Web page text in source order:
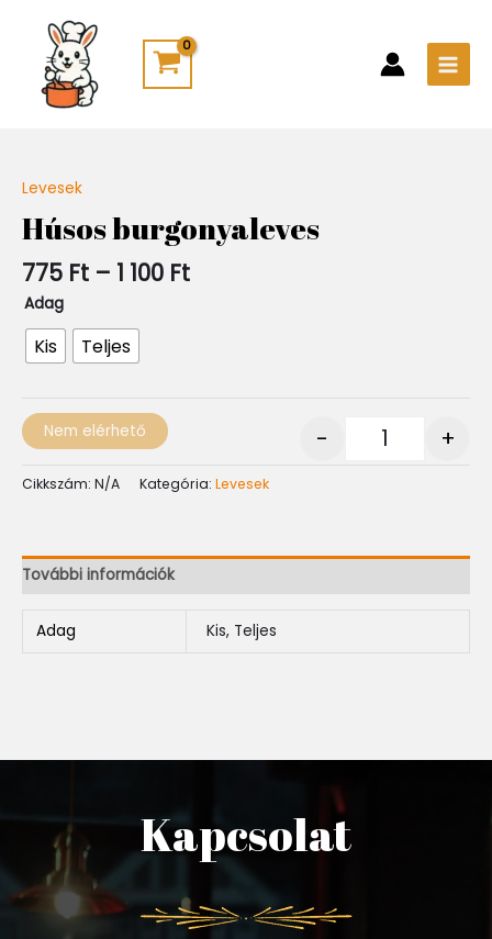
content
Levesek
Húsos burgonyaleves
775 Ft – 1 100 Ft
775 Ft
-
1
100 Ft
Adag
Kis Teljes
- +
Nem elérhető
Cikkszám: N/A Kategória: Levesek
További információk
Adag Kis, Teljes
Kapcsolat